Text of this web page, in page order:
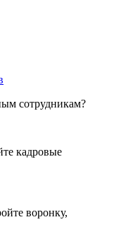
сотрудникам?
кадровые
воронку,